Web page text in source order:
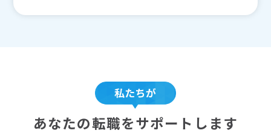
あなたの転職をサポートします